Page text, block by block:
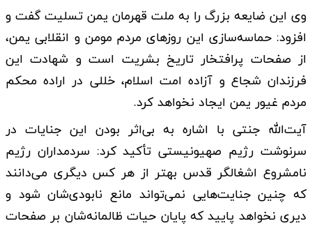
وی این ضایعه بزرگ را به ملت قهرمان یمن تسلیت گفت و
افزود: حماسه‌سازی این روزهای مردم مومن و انقلابی یمن،
از صفحات پرافتخار تاریخ بشریت است و شهادت این
فرزندان شجاع و آزاده امت اسلام، خللی در اراده محکم
مردم غیور یمن ایجاد نخواهد کرد.
آیت‌الله جنتی با اشاره به بی‌اثر بودن این جنایات در
سرنوشت رژیم صهیونیستی تأکید کرد: سردمداران رژیم
نامشروع اشغالگر قدس بهتر از هر کس دیگری می‌دانند
که چنین جنایت‌هایی نمی‌تواند مانع نابودی‌شان شود و
دیری نخواهد پایید که پایان حیات ظالمانه‌شان بر صفحات